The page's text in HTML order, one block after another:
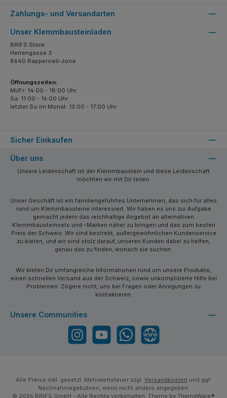
Zahlungs- und Versandarten
Sicher Einkaufen
Unser Klemmbausteinladen
BRIFS Store
Herrengasse 3
8640 Rapperswil-Jona
Öffnungszeiten:
Mi/Fr: 14:00 - 18:00 Uhr
Sa: 11:00 - 16:00 Uhr
letzter So im Monat: 13:00 - 17:00 Uhr
Über uns
Unsere Leidenschaft ist der Klemmbaustein und diese Leidenschaft
möchten wir mit Dir teilen.
Unser Geschäft ist ein familiengeführtes Unternehmen, das sich für alles
rund um Klemmbausteine interessiert. Wir haben es uns zur Aufgabe
gemacht jedem das reichhaltige Angebot an alternativen
Klemmbausteinsets und –Marken näher zu bringen und das zum besten
Preis der Schweiz. Wir sind bestrebt, außergewöhnlichen Kundenservice
zu bieten, und wir sind stolz darauf, unseren Kunden dabei zu helfen,
genau das zu finden, wonach sie suchen.
Wir bieten Dir umfangreiche Informationen rund um unsere Produkte,
einen schnellen Versand aus der Schweiz, sowie unkomplizierte Hilfe bei
Problemen. Zögere nicht, uns bei Fragen oder Anregungen zu
kontaktieren.
Unsere Communities
Instagram YouTube WhatsApp Website
Alle Preise inkl. gesetzl. Mehrwertsteuer zzgl. Versandkosten und ggf.
Nachnahmegebühren, wenn nicht anders angegeben.
© 2026 BRIFS GmbH - Alle Rechte vorbehalten. Theme by ThemeWare®